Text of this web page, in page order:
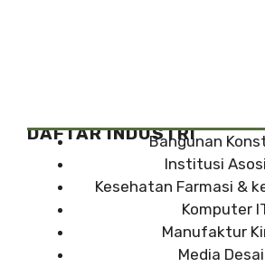
DAFTAR INDUSTRI
Bangunan
Institusi
Kesehatan Farmasi &
Komputer
Manufaktur
Media